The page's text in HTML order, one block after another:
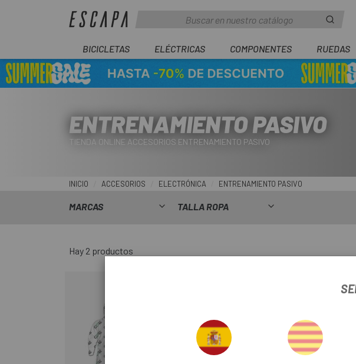
BICICLETAS ELÉCTRICAS COMPONENTES RUEDAS
ENTRENAMIENTO PASIVO
TIENDA ONLINE ACCESORIOS ENTRENAMIENTO PASIVO
INICIO ACCESORIOS ELECTRÓNICA ENTRENAMIENTO PASIVO
MARCAS TALLA ROPA
Hay 2 productos